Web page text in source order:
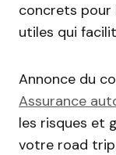
concrets pour
utiles qui
Annonce du
Assurance
les risques et
votre road